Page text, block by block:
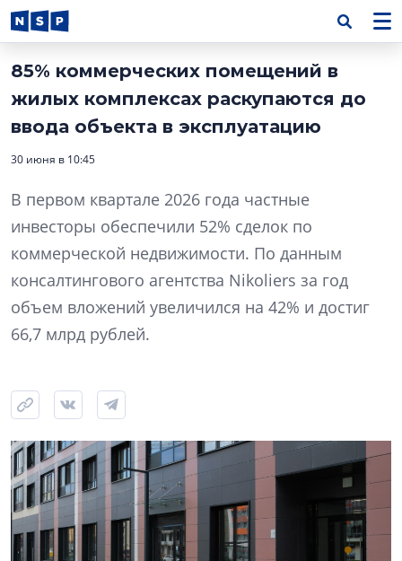
85% коммерческих помещений в
жилых комплексах раскупаются до
ввода объекта в эксплуатацию
30 июня в 10:45
В первом квартале 2026 года частные
инвесторы обеспечили 52% сделок по
коммерческой недвижимости. По данным
консалтингового агентства Nikoliers за год
объем вложений увеличился на 42% и достиг
66,7 млрд рублей.